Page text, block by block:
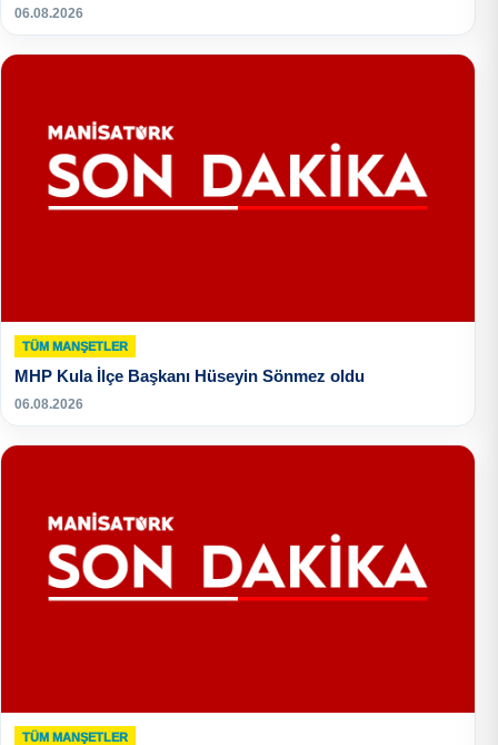
06.08.2026
TÜM MANŞETLER
MHP Kula İlçe Başkanı Hüseyin Sönmez oldu
06.08.2026
TÜM MANŞETLER